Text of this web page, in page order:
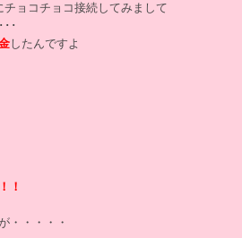
ョコチョコ接続してみまして
･
したんですよ
！
・・・・・